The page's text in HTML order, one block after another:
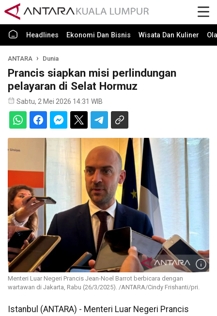
Headlines Ekonomi Dan Bisnis Wisata Dan Kuliner
ANTARA Dunia
Prancis siapkan misi perlindungan
pelayaran di Selat Hormuz
Sabtu, 2 Mei 2026 14:31 WIB
Menteri Luar Negeri Prancis Jean-Noel Barrot berbicara dengan
wartawan di Jakarta, Rabu (26/3/2025). /ANTARA/Cindy Frishanti/pri.
Istanbul (ANTARA) - Menteri Luar Negeri Prancis